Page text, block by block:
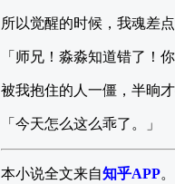
所以觉醒的时候，我魂差
「师兄！淼淼知道错了！
被我抱住的人一僵，半晌
「今天怎么这么乖了。」
本小说全文来自知乎APP。